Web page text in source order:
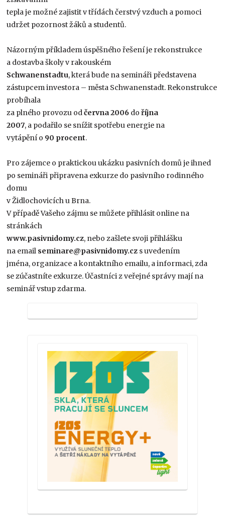
tepla je možné zajistit v třídách čerstvý vzduch a pomoci
udržet pozornost žáků a studentů.
Názorným příkladem úspěšného řešení je rekonstrukce
a dostavba školy v rakouském
Schwanenstadtu, která bude na semináři představena
zástupcem investora – města Schwanenstadt. Rekonstrukce
probíhala
za plného provozu odčervna 2006 doříjna
2007, a podařilo se snížit spotřebu energie na
vytápění o 90 procent.
Pro zájemce o praktickou ukázku pasivních domů je ihned
po semináři připravena exkurze do pasivního rodinného
domu
v Židlochovicích u Brna.
V případě Vašeho zájmu se můžete přihlásit online na
stránkách
www.pasivnidomy.cz, nebo zašlete svoji přihlášku
na email seminare@pasivnidomy.cz s uvedením
jména, organizace a kontaktního emailu, a informaci, zda
se zúčastníte exkurze. Účastníci z veřejné správy mají na
seminář vstup zdarma.